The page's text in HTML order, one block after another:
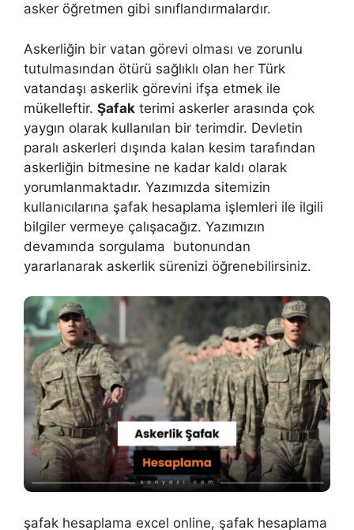
asker öğretmen gibi sınıflandırmalardır.
Askerliğin bir vatan görevi olması ve zorunlu
tutulmasından ötürü sağlıklı olan her Türk
vatandaşı askerlik görevini ifşa etmek ile
mükelleftir. Şafak terimi askerler arasında çok
yaygın olarak kullanılan bir terimdir. Devletin
paralı askerleri dışında kalan kesim tarafından
askerliğin bitmesine ne kadar kaldı olarak
yorumlanmaktadır. Yazımızda sitemizin
kullanıcılarına şafak hesaplama işlemleri ile ilgili
bilgiler vermeye çalışacağız. Yazımızın
devamında sorgulama butonundan
yararlanarak askerlik sürenizi öğrenebilirsiniz.
şafak hesaplama excel online, şafak hesaplama